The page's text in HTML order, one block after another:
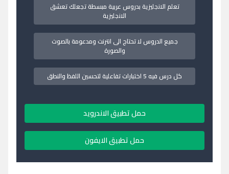
تعلم الانجليزية بدروس عربية مبسطة تجعلك تعشق
الانجليزية
جميع الدروس لا تحتاج الى انترنت ومدعومة بالصوت
والصورة
كل درس فيه 5 اختبارات تفاعلية لتحسين اللفظ والنطق
حمل تطبيق الاندرويد
حمل تطبيق الايفون